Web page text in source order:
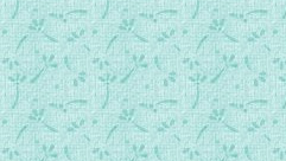
第0233首 走吧我们走吧
第0234首 曾经.mp3
第0235首 捷报频频传佳
第0236首 靠主今天活得